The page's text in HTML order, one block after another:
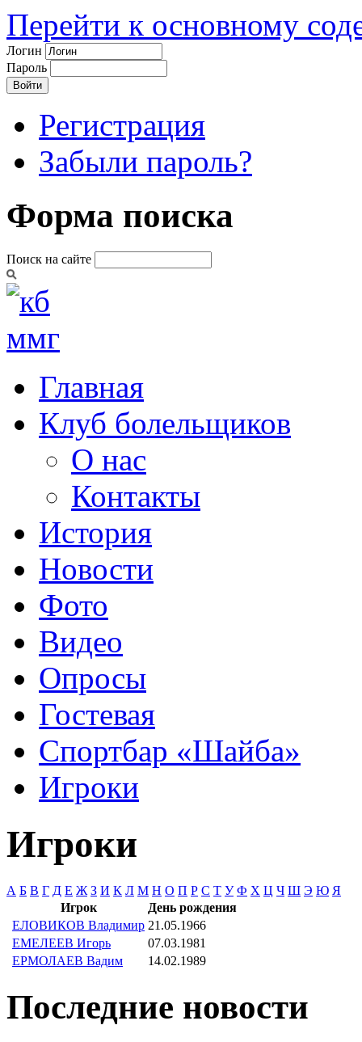
Перейти к основному
Логин
Пароль
Регистрация
Забыли пароль?
Форма поиска
Поиск на сайте
Главная
Клуб болельщиков
О нас
Контакты
История
Новости
Фото
Видео
Опросы
Гостевая
Спортбар «Шайба»
Игроки
Игроки
А Б В Г Д Е Ж З И К Л М Н О П Р С Т У Ф Х Ц Ч Ш Э Ю Я
Игрок
День рождения
ЕЛОВИКОВ Владимир 21.05.1966
ЕМЕЛЕЕВ Игорь
07.03.1981
ЕРМОЛАЕВ Вадим
14.02.1989
Последние новости